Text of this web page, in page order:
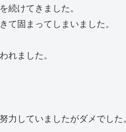
けてきました。
固まってしまいました。
ました。
力していましたがダメでした。